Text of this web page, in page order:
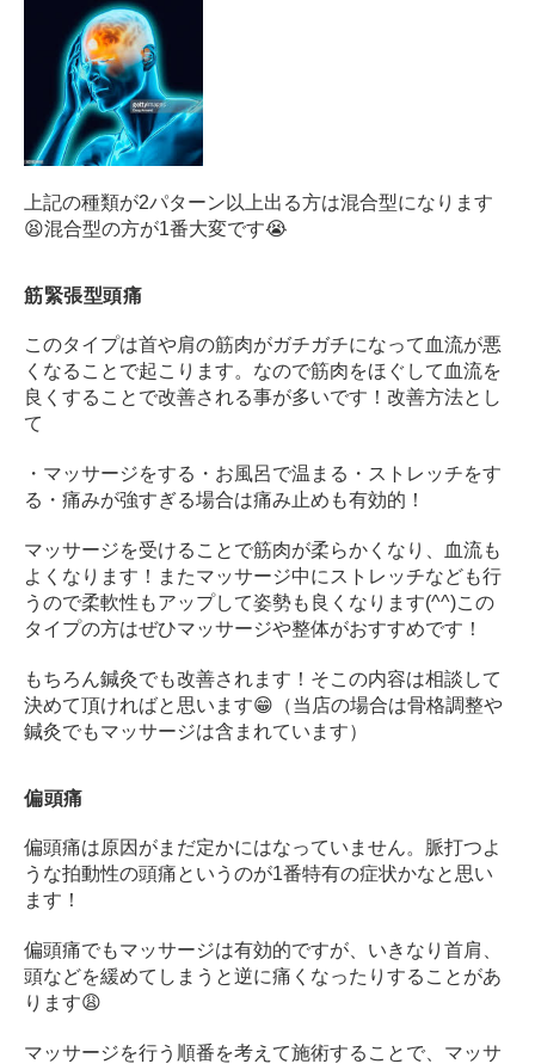
が
う
治
の
た
め
の
ア
ー
ク
ン
ィ
シ
ョ
ニ
グ
自
由
上記の種類が2パターン以上出る方は混合型になります
😫混合型の方が1番大変です😭
筋緊張型頭痛
このタイプは首や肩の筋肉がガチガチになって血流が悪
くなることで起こります。 なので筋肉をほぐして血流を
良くすることで改善される事が多いです！ 改善方法とし
て
・マッサージをする ・お風呂で温まる ・ストレッチをす
る ・痛みが強すぎる場合は痛み止めも有効的！
マッサージを受けることで筋肉が柔らかくなり、血流も
よくなります！ またマッサージ中にストレッチなども行
うので柔軟性もアップして姿勢も良くなります(^^)この
タイプの方はぜひマッサージや整体がおすすめです！
もちろん鍼灸でも改善されます！ そこの内容は相談して
決めて頂ければと思います😁 （当店の場合は骨格調整や
鍼灸でもマッサージは含まれています）
偏頭痛
偏頭痛は原因がまだ定かにはなっていません。
脈打つよ
うな拍動性の頭痛というのが1番特有の症状かなと思い
ます！
偏頭痛でもマッサージは有効的ですが、いきなり首肩、
頭などを緩めてしまうと逆に痛くなったりすることがあ
ります😩
マッサージを行う順番を考えて施術することで、マッサ